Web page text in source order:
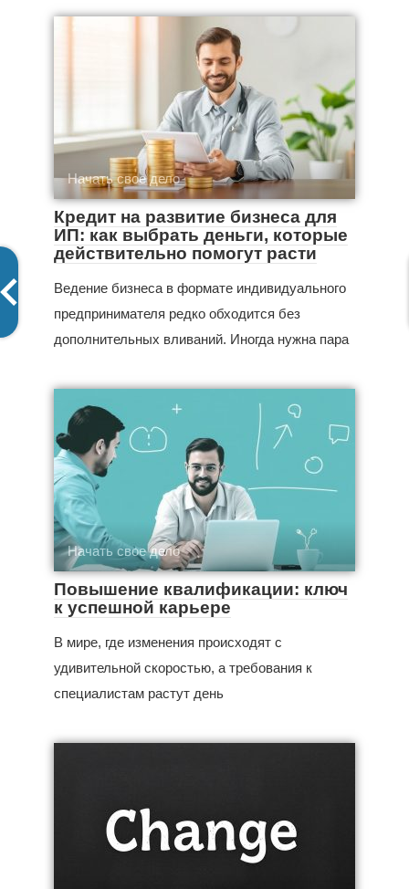
Начать свое дело
Кредит на развитие бизнеса для
ИП: как выбрать деньги, которые
действительно помогут расти
Ведение бизнеса в формате индивидуального
предпринимателя редко обходится без
дополнительных вливаний. Иногда нужна пара
Начать свое дело
Повышение квалификации: ключ
к успешной карьере
В мире, где изменения происходят с
удивительной скоростью, а требования к
специалистам растут день